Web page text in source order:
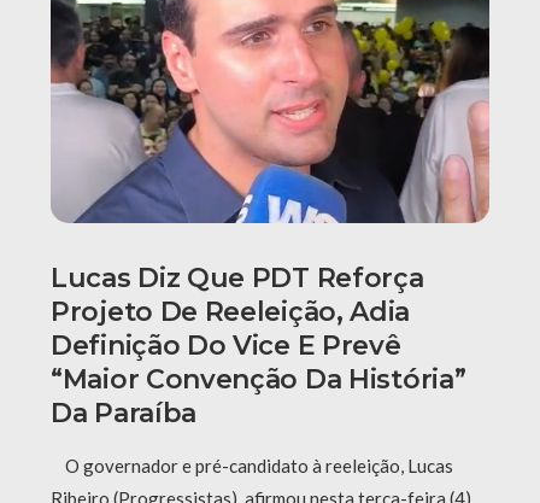
Lucas Diz Que PDT Reforça
Projeto De Reeleição, Adia
Definição Do Vice E Prevê
“maior Convenção Da História”
Da Paraíba
O governador e pré-candidato à reeleição, Lucas
Ribeiro (Progressistas), afirmou nesta terça-feira (4),